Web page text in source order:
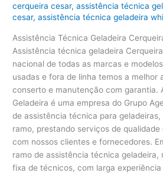
cerqueira cesar,assistência técnica
cesar,assistência técnica geladeira
Assistência Técnica Geladeira
Assistência técnica geladeira
nacional de todas as marcas e
usadas e fora de linha temos a melhor
conserto e manutenção com garantia.
Geladeira é uma empresa do Grupo
de assistência técnica para
ramo, prestando serviços de
com nossos clientes e fornecedores.
ramo de assistência técnica geladeira,
fixa de técnicos, com larga